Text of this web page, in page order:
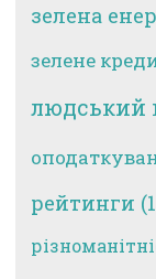
зелена
зелене
людський
рейтинги